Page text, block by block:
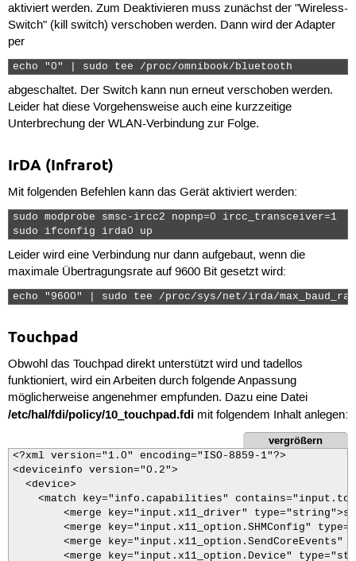
aktiviert werden. Zum Deaktivieren muss zunächst der "Wireless-
Switch" (kill switch) verschoben werden. Dann wird der Adapter
per
echo "0" | sudo tee /proc/omnibook/bluetooth
abgeschaltet. Der Switch kann nun erneut verschoben werden.
Leider hat diese Vorgehensweise auch eine kurzzeitige
Unterbrechung der WLAN-Verbindung zur Folge.
IrDA (Infrarot)
Mit folgenden Befehlen kann das Gerät aktiviert werden:
sudo modprobe smsc-ircc2 nopnp=0 ircc_transceiver=1
sudo ifconfig irda0 up
Leider wird eine Verbindung nur dann aufgebaut, wenn die
maximale Übertragungsrate auf 9600 Bit gesetzt wird:
echo "9600" | sudo tee /proc/sys/net/irda/
Touchpad
Obwohl das Touchpad direkt unterstützt wird und tadellos
funktioniert, wird ein Arbeiten durch folgende Anpassung
möglicherweise angenehmer empfunden. Dazu eine Datei
/etc/hal/fdi/policy/10_touchpad.fdimit folgendem Inhalt anlegen:
vergrößern
<?xml version="1.0" encoding="ISO-8859-1"?>
<deviceinfo version="0.2">
  <device>
<match key="info.capabilities"
<merge key="input.x11_driver"